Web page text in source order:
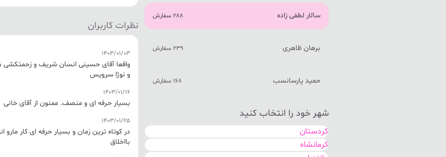
سالار لطفی زاده 288 سفارش
برهان ظاهری 239 سفارش
حمید پارسانسب 168 سفارش
شهر خود را انتخاب کنید
کردستان
کرمانشاه
نظرات کاربران
1403/01/03
واقعا آقای حسینی انسان شریف و زحمتکشی
و نوژا سرویس
1403/01/16
بسیار حرفه ای و منصف. ممنون از آقای خانی
1403/01/25
در کوتاه ترین زمان و بسیار حرفه ای کار
بااخلاق